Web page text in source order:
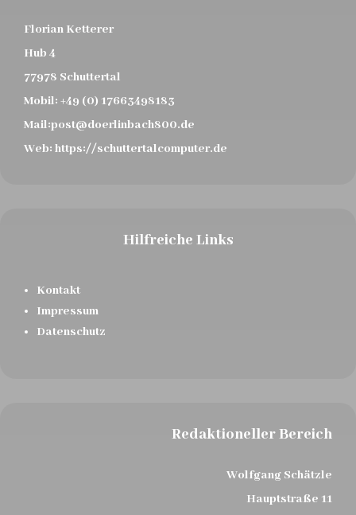
Florian Ketterer
Hub 4
77978 Schuttertal
Mobil: +49 (0) 17663498183
Mail:post@doerlinbach800.de
Web: https://schuttertalcomputer.de
Hilfreiche Links
Kontakt
Impressum
Datenschutz
Redaktioneller Bereich
Wolfgang Schätzle
Hauptstraße 11